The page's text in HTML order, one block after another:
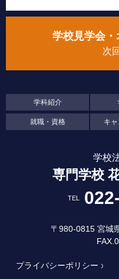
学校見学会
次
学科紹介
就職・資格 キ
学校
専門学校
TEL
〒980-0815 宮城
プライバシーポリシー